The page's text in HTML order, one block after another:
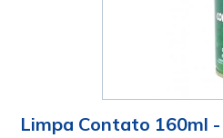
Limpa Contato 160ml